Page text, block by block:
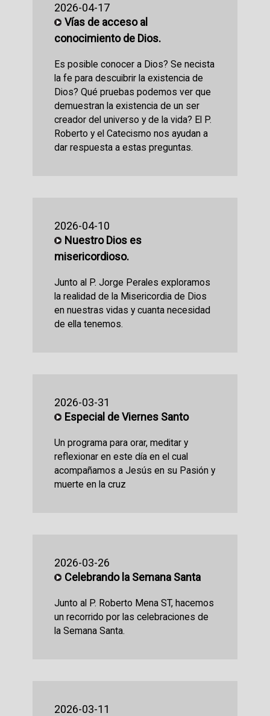
2026-04-17
Vías de acceso al
conocimiento de Dios.
Es posible conocer a Dios? Se necista
la fe para descuibrir la existencia de
Dios? Qué pruebas podemos ver que
demuestran la existencia de un ser
creador del universo y de la vida? El P.
Roberto y el Catecismo nos ayudan a
dar respuesta a estas preguntas.
2026-04-10
Nuestro Dios es
misericordioso.
Junto al P. Jorge Perales exploramos
la realidad de la Misericordia de Dios
en nuestras vidas y cuanta necesidad
de ella tenemos.
2026-03-31
Especial de Viernes Santo
Un programa para orar, meditar y
reflexionar en este día en el cual
acompañamos a Jesús en su Pasión y
muerte en la cruz
2026-03-26
Celebrando la Semana Santa
Junto al P. Roberto Mena ST, hacemos
un recorrido por las celebraciones de
la Semana Santa.
2026-03-11